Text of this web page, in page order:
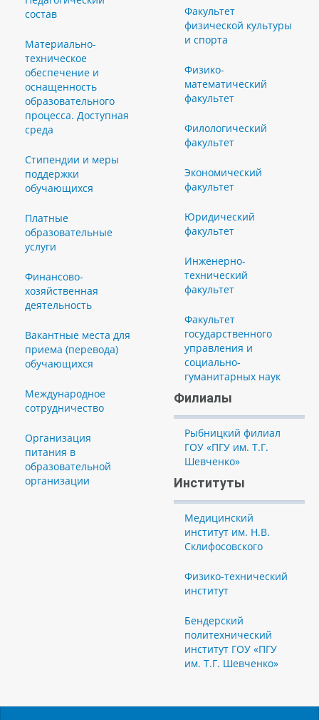
состав
Материально-
техническое
обеспечение и
оснащенность
образовательного
процесса. Доступная
среда
Стипендии и меры
поддержки
обучающихся
Платные
образовательные
услуги
Финансово-
хозяйственная
деятельность
Вакантные места для
приема (перевода)
обучающихся
Международное
сотрудничество
Организация
питания в
образовательной
организации
Факультет
физической культуры
и спорта
Физико-
математический
факультет
Филологический
факультет
Экономический
факультет
Юридический
факультет
Инженерно-
технический
факультет
Факультет
государственного
управления и
социально-
гуманитарных наук
Филиалы
Рыбницкий филиал
ГОУ «ПГУ им. Т.Г.
Шевченко»
Институты
Медицинский
институт им. Н.В.
Склифосовского
Физико-технический
институт
Бендерский
политехнический
институт ГОУ «ПГУ
им. Т.Г. Шевченко»